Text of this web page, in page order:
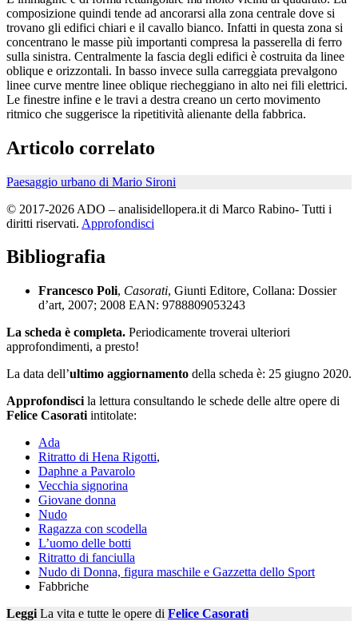
composizione quindi tende ad ancorarsi alla zona centrale dove si
trovano gli edifici chiari e il cavallo bianco. Infatti in questa zona si
concentrano le masse più importanti compresa la passerella di ferro
sulla sinistra. Centralmente la fascia degli edifici è costruita da linee
oblique e orizzontali. In basso invece sulla carreggiata prevalgono
linee curve mentre linee oblique riecheggiano in alto nei fili elettrici.
Le finestre infine e le travi a destra creano un certo movimento
ritmico che suggerisce la ripetitività alienante della fabbrica.
Articolo correlato
Paesaggio urbano di Mario Sironi
© 2017-2026 ADO – analisidellopera.it di Marco Rabino- Tutti i
diritti riservati. Approfondisci
Bibliografia
Francesco Poli, Casorati, Giunti Editore, Collana: Dossier
d’art, 2007; 2008 EAN: 9788809053243
La scheda è completa. Periodicamente troverai ulteriori
approfondimenti, a presto!
La data dell’ultimo aggiornamento della scheda è: 25 giugno 2020.
Approfondisci la lettura consultando le schede delle altre opere di
Felice Casorati intitolate:
Ada
Ritratto di Hena Rigotti,
Daphne a Pavarolo
Vecchia signorina
Giovane donna
Nudo
Ragazza con scodella
L’uomo delle botti
Ritratto di fanciulla
Nudo di Donna, figura maschile e Gazzetta dello Sport
Fabbriche
Leggi La vita e tutte le opere di Felice Casorati